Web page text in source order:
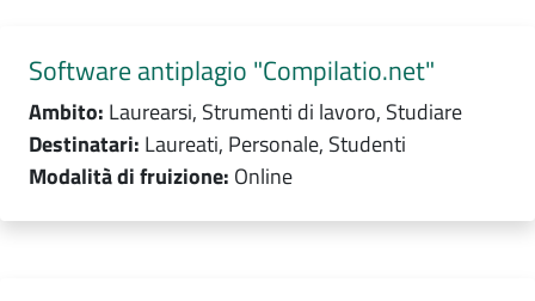
Software antiplagio "Compilatio.net"
Ambito: Laurearsi, Strumenti di lavoro, Studiare
Destinatari: Laureati, Personale, Studenti
Modalità di fruizione: Online